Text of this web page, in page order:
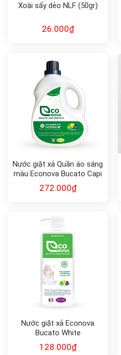
Xoài sấy dẻo NLF (50gr)
26.000₫
Nước giặt xả Quần áo sáng
màu Econova Bucato Capi
Bianchi
272.000₫
Nước giặt xả Econova
Bucato White
Ipoallegenico
128.000₫